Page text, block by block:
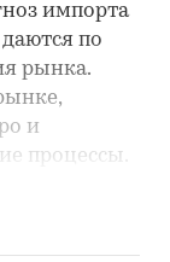
импорта
по
рынка.
и
процессы.
развития